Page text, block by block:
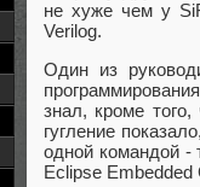
не хуже чем у
Verilog.
Один из
знал, кроме
гугление
одной командой -
Eclipse Embedded